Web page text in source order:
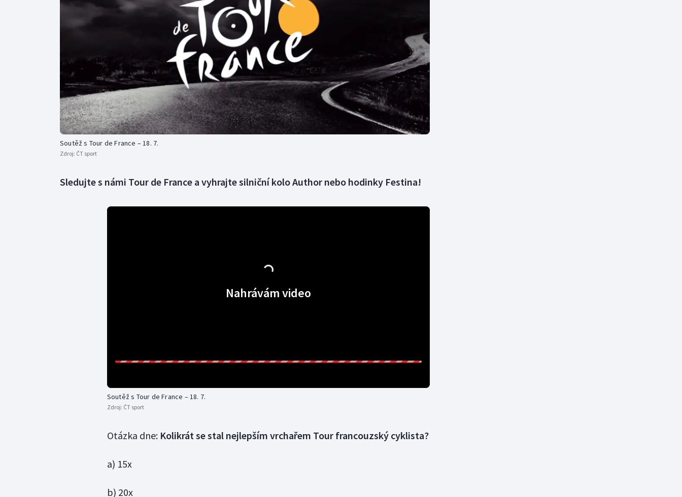
Curling
Dostihy
Florbal
Futsal
Golf
Gymnastika
Moderní pětiboj
Motorsport
Olympijské hry
Parasport
Plavání
Plážový volejbal
Vodní slalom
Volejbal
Ostatní
Soutěž s Tour de France – 18. 7.
Zdroj: ČT sport
Sledujte s námi Tour de France a vyhrajte silniční kolo Author nebo hodinky Festina!
Nahrávám video
Soutěž s Tour de France – 18. 7.
Zdroj: ČT sport
Otázka dne: Kolikrát se stal nejlepším vrchařem Tour francouzský cyklista?
a) 15x
b) 20x